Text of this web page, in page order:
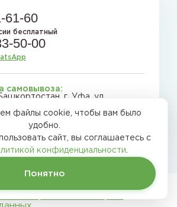
файлы cookie, чтобы вам было
удобно.
сайт, вы соглашаетесь с
конфиденциальности
Понятно
61-60
бесплатный
50-00
самовывоза:
г. Уфа, ул.